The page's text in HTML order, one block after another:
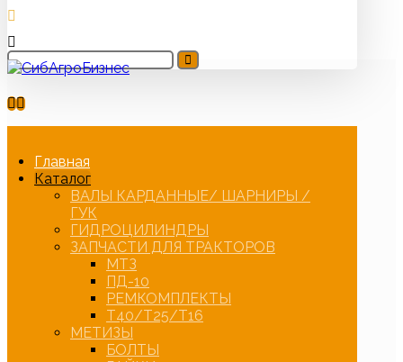
Главная
Каталог
ВАЛЫ КАРДАННЫЕ/ ШАРНИРЫ /
ГУК
ГИДРОЦИЛИНДРЫ
ЗАПЧАСТИ ДЛЯ ТРАКТОРОВ
МТЗ
ПД-10
РЕМКОМПЛЕКТЫ
Т40/Т25/Т16
МЕТИЗЫ
БОЛТЫ